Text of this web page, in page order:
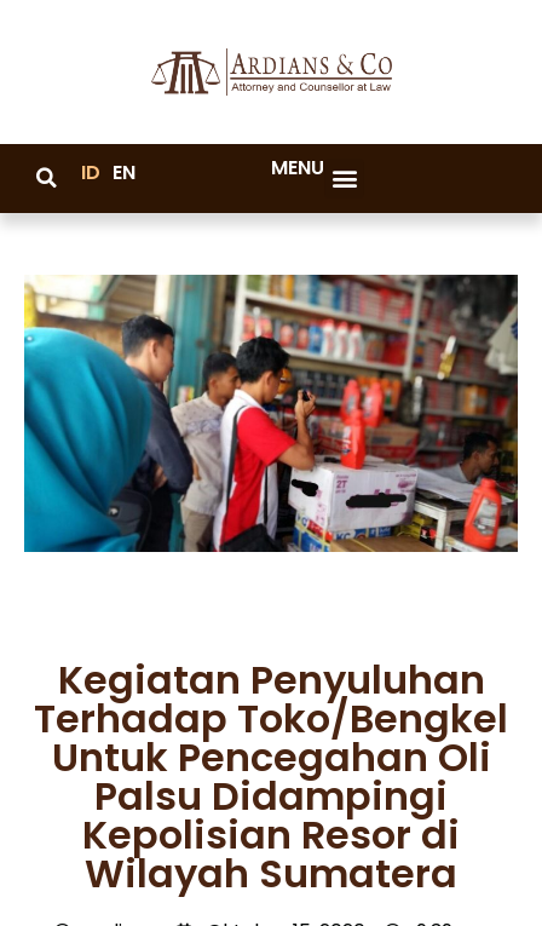
MENU
ID EN
Kegiatan Penyuluhan
Terhadap Toko/Bengkel
Untuk Pencegahan Oli
Palsu Didampingi
Kepolisian Resor di
Wilayah Sumatera